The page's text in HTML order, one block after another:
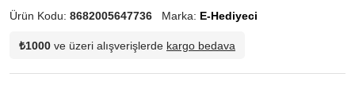
Ürün Kodu: 8682005647736 Marka: E-Hediyeci
₺1000 ve üzeri alışverişlerde kargo bedava